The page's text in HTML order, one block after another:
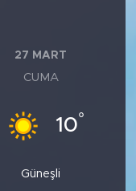
27 MART
CUMA
10°
Güneşli